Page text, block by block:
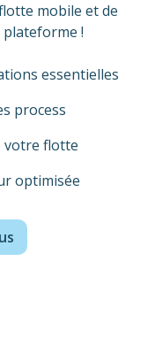
mobile et de
!
essentielles
process
votre flotte
optimisée